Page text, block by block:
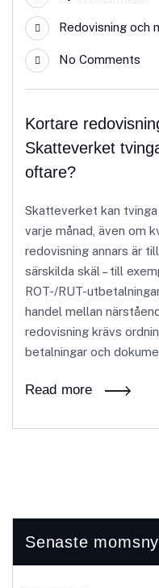
Redovisning och
No Comments
Kortare
Skatteverket
oftare?
Skatteverket kan
varje månad, även om
redovisning annars är
särskilda skäl – till
ROT-/RUT-
handel mellan
redovisning krävs
betalningar och
Read more
Senaste